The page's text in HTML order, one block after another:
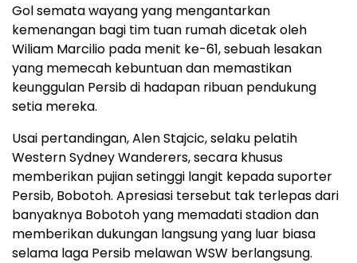
Gol semata wayang yang mengantarkan
kemenangan bagi tim tuan rumah dicetak oleh
Wiliam Marcilio pada menit ke-61, sebuah lesakan
yang memecah kebuntuan dan memastikan
keunggulan Persib di hadapan ribuan pendukung
setia mereka.
Usai pertandingan, Alen Stajcic, selaku pelatih
Western Sydney Wanderers, secara khusus
memberikan pujian setinggi langit kepada suporter
Persib, Bobotoh. Apresiasi tersebut tak terlepas dari
banyaknya Bobotoh yang memadati stadion dan
memberikan dukungan langsung yang luar biasa
selama laga Persib melawan WSW berlangsung.